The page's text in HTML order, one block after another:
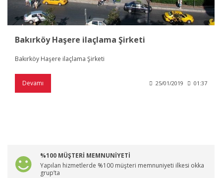
Bakırköy Haşere ilaçlama Şirketi
Bakırköy Haşere ilaçlama Şirketi
Devamı 25/01/2019 01:37
%100 MÜŞTERİ MEMNUNİYETİ
Yapılan hizmetlerde %100 müşteri memnuniyeti ilkesi okka
grup’ta